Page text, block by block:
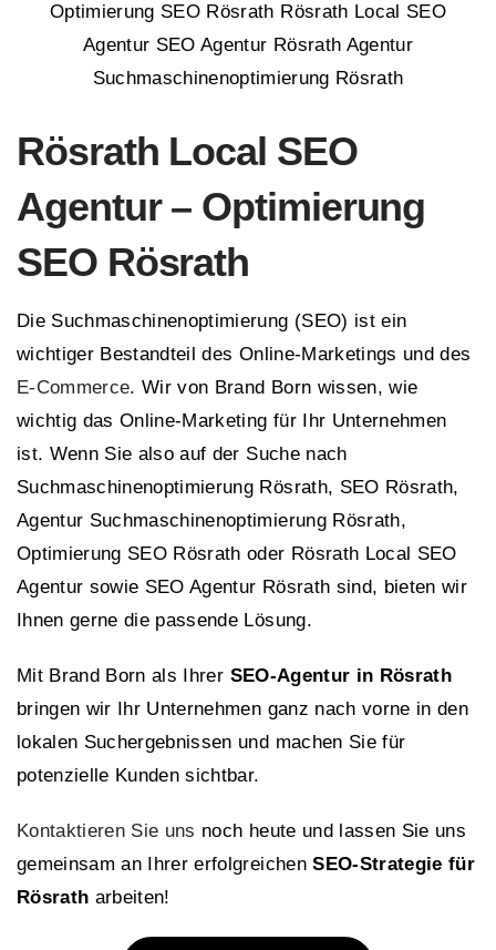
Optimierung SEO Rösrath Rösrath Local SEO
Agentur SEO Agentur Rösrath Agentur
Suchmaschinenoptimierung Rösrath
Rösrath Local SEO
Agentur – Optimierung
SEO Rösrath
Die Suchmaschinenoptimierung (SEO) ist ein
wichtiger Bestandteil des Online-Marketings und des
E-Commerce. Wir von Brand Born wissen, wie
wichtig das Online-Marketing für Ihr Unternehmen
ist. Wenn Sie also auf der Suche nach
Suchmaschinenoptimierung Rösrath, SEO Rösrath,
Agentur Suchmaschinenoptimierung Rösrath,
Optimierung SEO Rösrath oder Rösrath Local SEO
Agentur sowie SEO Agentur Rösrath sind, bieten wir
Ihnen gerne die passende Lösung.
Mit Brand Born als Ihrer SEO-Agentur in Rösrath
bringen wir Ihr Unternehmen ganz nach vorne in den
lokalen Suchergebnissen und machen Sie für
potenzielle Kunden sichtbar.
Kontaktieren Sie uns noch heute und lassen Sie uns
gemeinsam an Ihrer erfolgreichenSEO-Strategie für
Rösrath arbeiten!